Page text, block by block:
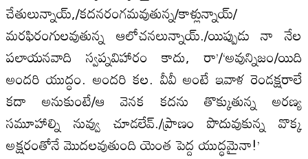
చేతులున్నాయ్‌,/కదనరంగమవుతున్న/కాళ్లున్నాయ్‌/
మరఫిరంగులవుతున్న ఆలోచనలున్నాయ్‌./యిప్పుడు నా నేల
పలాయనవాది స్వప్నవిహారం కాదు, రా’/‘అవున్నిజం/యిది
అందరి యుద్ధం. అందరి కల. వీవీ అంటే ఇవాళ రెండక్షరాలే
కదా అనుకుంటే/ఆ వెనక కదను తొక్కుతున్న అరణ్య
సమూహాల్ని నువ్వు చూడలేవ్‌./ప్రాణం పొదువుకున్న వొక్క
అక్షరంతోనే మొదలవుతుంది యెంత పెద్ద యుద్ధమైనా!’